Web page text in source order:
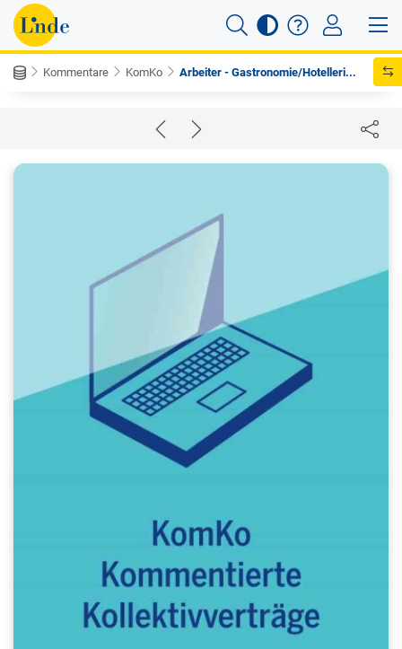
Kommentare KomKo Arbeiter - Gastronomie/Hotelleri...